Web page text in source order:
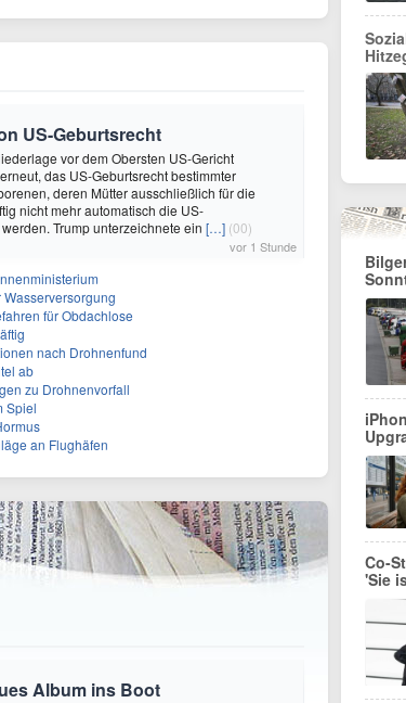
US-Geburtsrecht
vor dem Obersten US-Gericht
das US-Geburtsrecht bestimmter
deren Mütter ausschließlich für die
nicht mehr automatisch die US-
Trump unterzeichnete ein […] (00)
vor 1 Stunde
für Obdachlose
nach Drohnenfund
ab
zu Drohnenvorfall
Spiel
an Flughäfen
Album ins Boot
Co-
'Sie